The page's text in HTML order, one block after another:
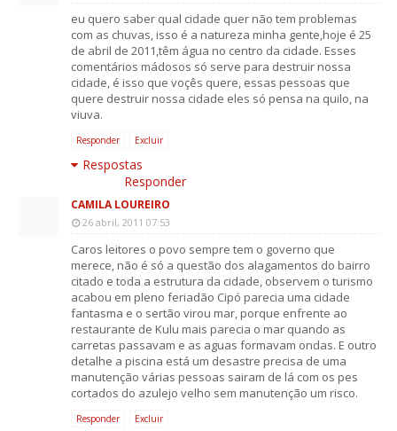
eu quero saber qual cidade quer não tem problemas
com as chuvas, isso é a natureza minha gente,hoje é 25
de abril de 2011,têm água no centro da cidade. Esses
comentários mádosos só serve para destruir nossa
cidade, é isso que voçês quere, essas pessoas que
quere destruir nossa cidade eles só pensa na quilo, na
viuva.
Responder Excluir
Respostas
Responder
CAMILA LOUREIRO
26 abril, 2011 07:53
Caros leitores o povo sempre tem o governo que
merece, não é só a questão dos alagamentos do bairro
citado e toda a estrutura da cidade, observem o turismo
acabou em pleno feriadão Cipó parecia uma cidade
fantasma e o sertão virou mar, porque enfrente ao
restaurante de Kulu mais parecia o mar quando as
carretas passavam e as aguas formavam ondas. E outro
detalhe a piscina está um desastre precisa de uma
manutenção várias pessoas sairam de lá com os pes
cortados do azulejo velho sem manutenção um risco.
Responder Excluir